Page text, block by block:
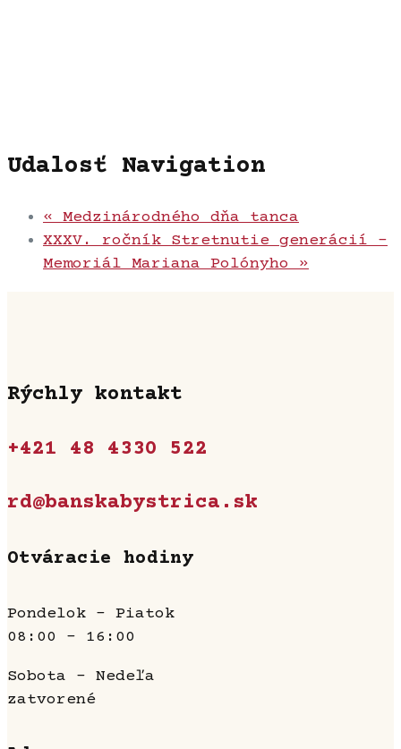
Udalosť Navigation
« Medzinárodného dňa tanca
XXXV. ročník Stretnutie generácií –
Memoriál Mariana Polónyho »
Rýchly kontakt
+421 48 4330 522
rd@banskabystrica.sk
Otváracie hodiny
Pondelok - Piatok
08:00 - 16:00
Sobota - Nedeľa
zatvorené